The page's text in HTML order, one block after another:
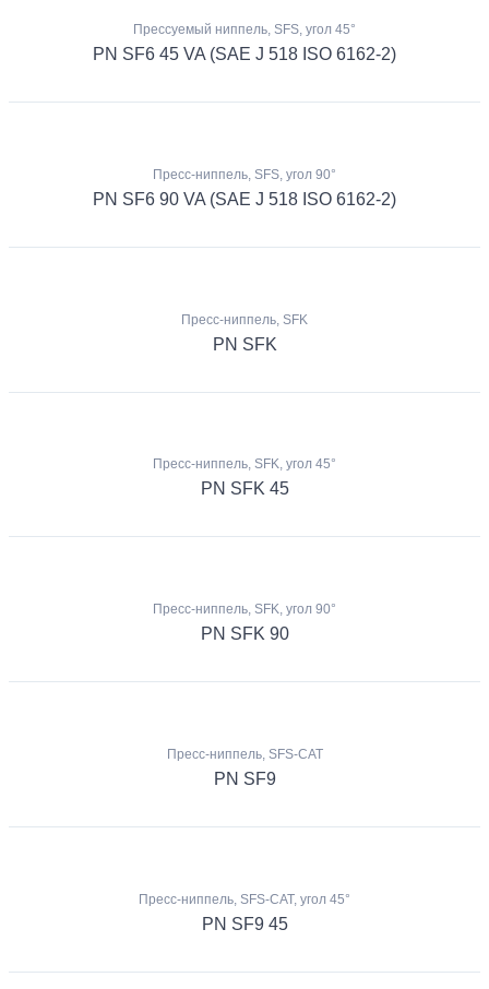
Прессуемый ниппель, SFS, угол 45°
PN SF6 45 VA (SAE J 518 ISO 6162-2)
Пресс-ниппель, SFS, угол 90°
PN SF6 90 VA (SAE J 518 ISO 6162-2)
Пресс-ниппель, SFK
PN SFK
Пресс-ниппель, SFK, угол 45°
PN SFK 45
Пресс-ниппель, SFK, угол 90°
PN SFK 90
Пресс-ниппель, SFS-CAT
PN SF9
Пресс-ниппель, SFS-CAT, угол 45°
PN SF9 45